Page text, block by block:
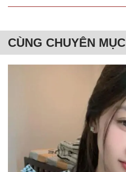
CÙNG CHUYÊN MỤC